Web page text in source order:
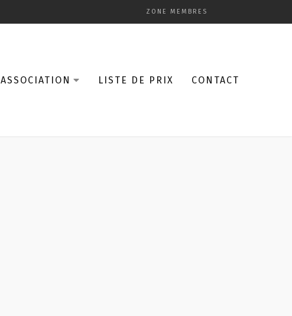
ZONE MEMBRES
ASSOCIATION LISTE DE PRIX CONTACT